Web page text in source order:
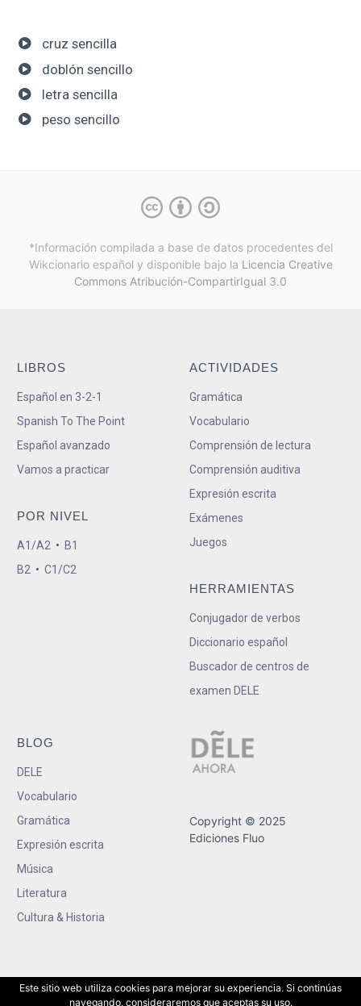
cruz sencilla
doblón sencillo
letra sencilla
peso sencillo
*Información compilada a base de datos procedentes del
Wikcionario español y disponible bajo la Licencia Creative
Commons Atribución-CompartirIgual 3.0
LIBROS
Español en 3-2-1
Spanish To The Point
Español avanzado
Vamos a practicar
POR NIVEL
A1/A2 • B1
B2 • C1/C2
ACTIVIDADES
Gramática
Vocabulario
Comprensión de lectura
Comprensión auditiva
Expresión escrita
Exámenes
Juegos
HERRAMIENTAS
Conjugador de verbos
Diccionario español
Buscador de centros de
examen DELE
BLOG
DELE
Vocabulario
Gramática
Expresión escrita
Música
Literatura
Cultura & Historia
Copyright © 2025
Ediciones Fluo
Este sitio web utiliza cookies para mejorar su experiencia. Si continúas
navegando, consideraremos que aceptas su uso.